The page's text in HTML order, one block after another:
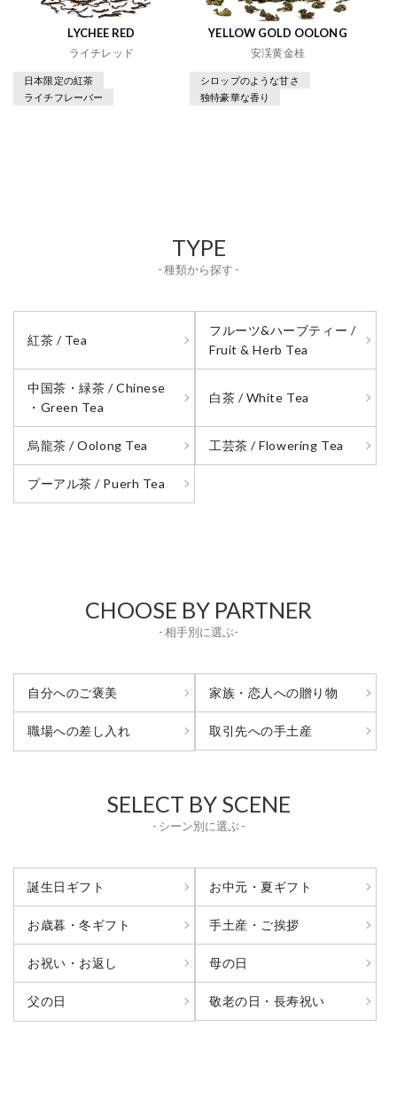
LYCHEE RED
ライチレッド
日本限定の紅茶
ライチフレーバー
YELLOW GOLD OOLONG
安渓黄金桂
シロップのような甘さ
独特豪華な香り
TYPE
- 種類から探す -
紅茶 / Tea
フルーツ&ハーブティー /
Fruit & Herb Tea
中国茶・緑茶 / Chinese
・Green Tea
白茶 / White Tea
烏龍茶 / Oolong Tea 工芸茶 / Flowering Tea
プーアル茶 / Puerh Tea
CHOOSE BY PARTNER
- 相手別に選ぶ-
自分へのご褒美 家族・恋人への贈り物
職場への差し入れ 取引先への手土産
SELECT BY SCENE
- シーン別に選ぶ -
誕生日ギフト お中元・夏ギフト
お歳暮・冬ギフト 手土産・ご挨拶
お祝い・お返し 母の日
父の日 敬老の日・長寿祝い